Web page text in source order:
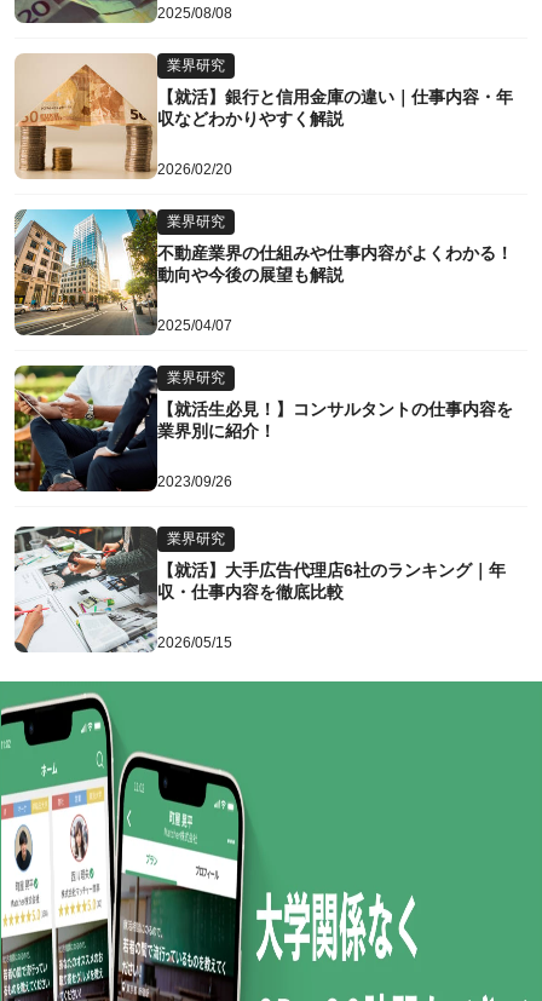
2025/08/08
業界研究
【就活】銀行と信用金庫の違い｜仕事内容・年
収などわかりやすく解説
2026/02/20
業界研究
不動産業界の仕組みや仕事内容がよくわかる！
動向や今後の展望も解説
2025/04/07
業界研究
【就活生必見！】コンサルタントの仕事内容を
業界別に紹介！
2023/09/26
業界研究
【就活】大手広告代理店6社のランキング｜年
収・仕事内容を徹底比較
2026/05/15